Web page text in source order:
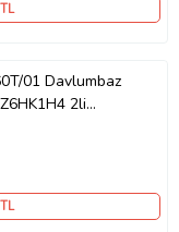
01 Davlumbaz
2li
Kömür